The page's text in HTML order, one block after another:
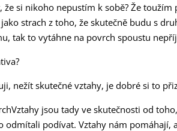
že si nikoho nepustím k sobě? Že
strach z toho, že skutečně budu s
tak to vytáhne na povrch spoustu
nežít skutečné vztahy, je dobré si to
jsou tady ve skutečnosti od
odmítali podívat. Vztahy nám